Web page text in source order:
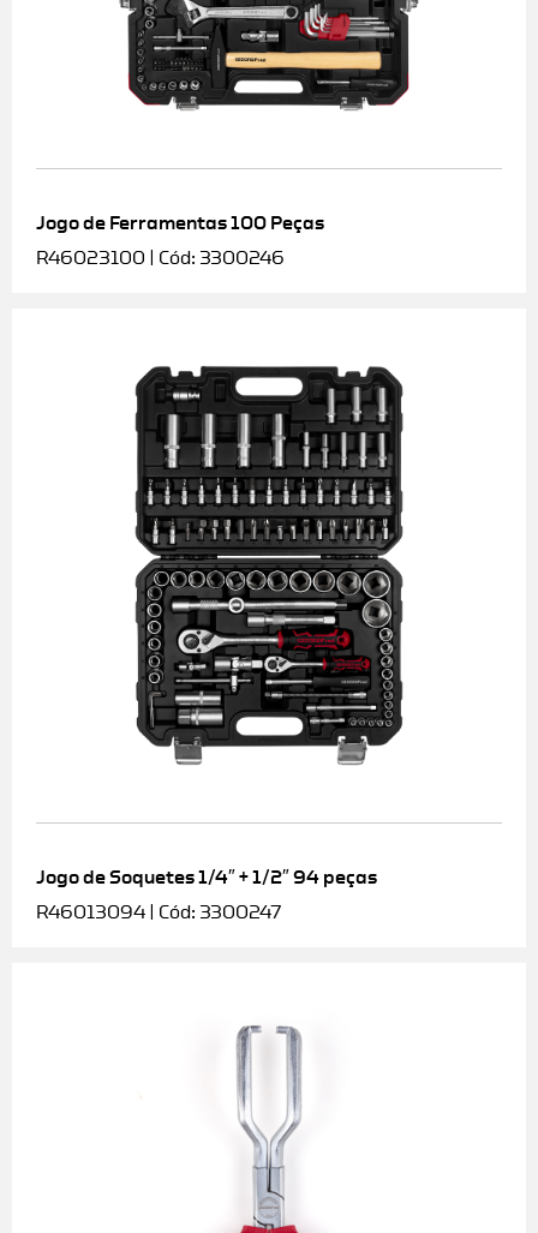
Jogo de Ferramentas 100 Peças
R46023100 | Cód: 3300246
Jogo de Soquetes 1/4″ + 1/2″ 94 peças
R46013094 | Cód: 3300247